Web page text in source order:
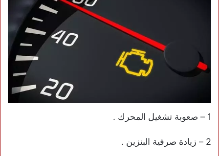
1 – صعوبة تشغيل المحرك .
2 – زيادة صرفية البنزين .